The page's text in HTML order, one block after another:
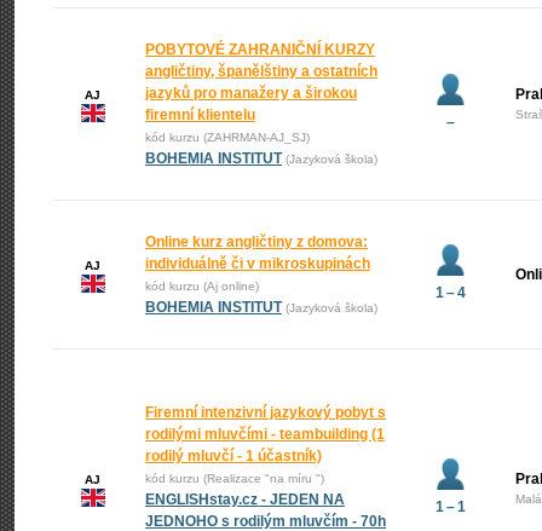
AJ
POBYTOVÉ ZAHRANIČNÍ KURZY
angličtiny, španělštiny a ostatních
jazyků pro manažery a širokou
firemní klientelu
kód kurzu (ZAHRMAN-AJ_SJ)
BOHEMIA INSTITUT (Jazyková škola)
–
AJ
Online kurz angličtiny z domova:
individuálně či v mikroskupinách
kód kurzu (Aj online)
BOHEMIA INSTITUT (Jazyková škola)
1 – 4
AJ
Firemní intenzivní jazykový pobyt s
rodilými mluvčími - teambuilding (1
rodilý mluvčí - 1 účastník)
kód kurzu (Realizace "na míru ")
ENGLISHstay.cz - JEDEN NA
JEDNOHO s rodilým mluvčím - 70h
1 – 1